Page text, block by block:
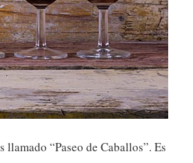
“Paseo de Caballos”. Es